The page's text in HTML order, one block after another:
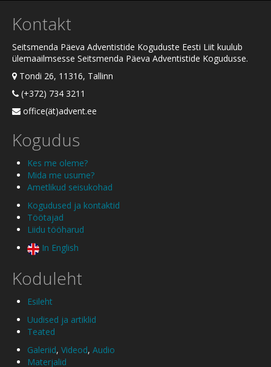
Kontakt
Seitsmenda Päeva Adventistide Koguduste Eesti Liit kuulub
ülemaailmsesse Seitsmenda Päeva Adventistide Kogudusse.
Tondi 26, 11316, Tallinn
(+372) 734 3211
office(ät)advent.ee
Kogudus
Kes me oleme?
Mida me usume?
Ametlikud seisukohad
Kogudused ja kontaktid
Töötajad
Liidu tööharud
In English
Koduleht
Esileht
Uudised ja artiklid
Teated
Galeriid, Videod, Audio
Materjalid